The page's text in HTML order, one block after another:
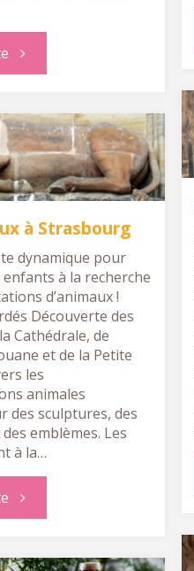
"Le
historique
de
Strasbourg"
à Strasbourg
dynamique pour
à la recherche
d’animaux !
Découverte des
Cathédrale, de
et de la Petite
les
animales
des sculptures, des
emblèmes. Les
à la…
"Les